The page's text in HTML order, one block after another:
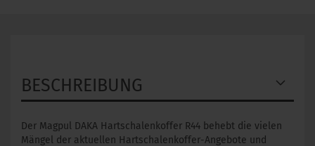
BESCHREIBUNG
Der Magpul DAKA Hartschalenkoffer R44 behebt die vielen
Mängel der aktuellen Hartschalenkoffer-Angebote und